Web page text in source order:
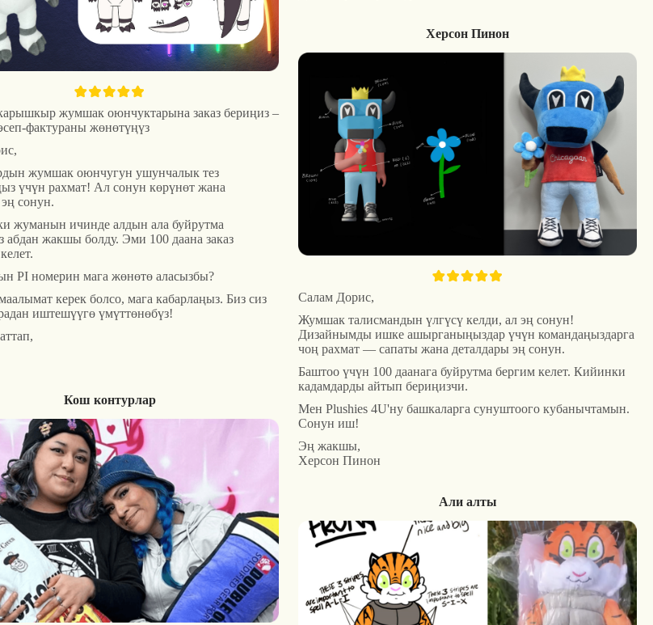
жумшак оюнчуктарына заказ бериңиз –
фактураны жөнөтүңүз
жумшак оюнчугун ушунчалык тез
үчүн рахмат! Ал сонун көрүнөт жана
сонун.
жуманын ичинде алдын ала буйрутма
абдан жакшы болду. Эми 100 даана заказ
PI номерин мага жөнөтө аласызбы?
керек болсо, мага кабарлаңыз. Биз сиз
иштешүүгө үмүттөнөбүз!
Кош контурлар
Херсон Пинон
Салам Дорис,
Жумшак талисмандын үлгүсү келди, ал эң сонун!
Дизайнымды ишке ашырганыңыздар үчүн командаңыздарга
чоң рахмат — сапаты жана деталдары эң сонун.
Баштоо үчүн 100 даанага буйрутма бергим келет. Кийинки
кадамдарды айтып бериңизчи.
Мен Plushies 4U'ну башкаларга сунуштоого кубанычтамын.
Сонун иш!
Эң жакшы,
Херсон Пинон
Али алты